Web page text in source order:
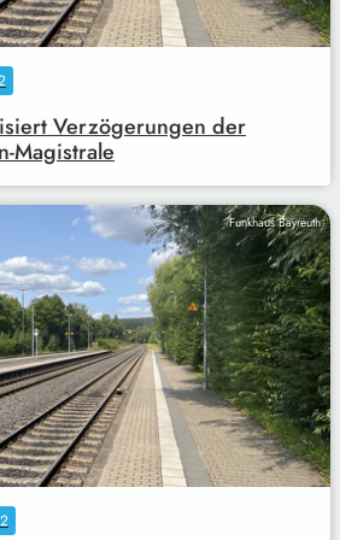
Verzögerungen der
Magistrale
Funkhaus Bayreuth